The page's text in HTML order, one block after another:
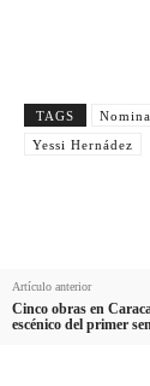
i
d
l
TAGS
Yessi Hernádez
Artículo anterior
Cinco obras en
escénico del primer